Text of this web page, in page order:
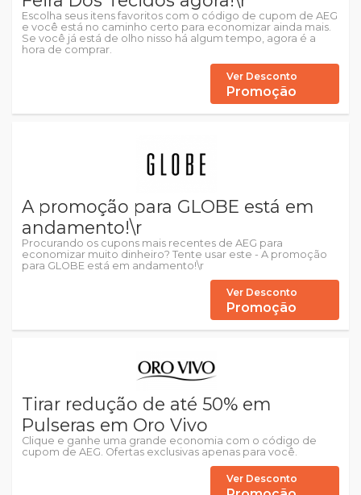
Escolha seus itens favoritos com o código de cupom de AEG
e você está no caminho certo para economizar ainda mais.
Se você já está de olho nisso há algum tempo, agora é a
hora de comprar.
Ver Desconto
Promoção
A promoção para GLOBE está em
andamento!\r
Procurando os cupons mais recentes de AEG para
economizar muito dinheiro? Tente usar este - A promoção
para GLOBE está em andamento!\r
Ver Desconto
Promoção
Tirar redução de até 50% em
Pulseras em Oro Vivo
Clique e ganhe uma grande economia com o código de
cupom de AEG. Ofertas exclusivas apenas para você.
Ver Desconto